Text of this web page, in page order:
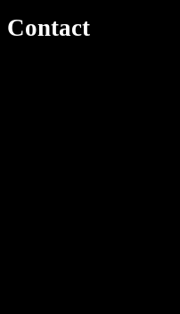
Contact